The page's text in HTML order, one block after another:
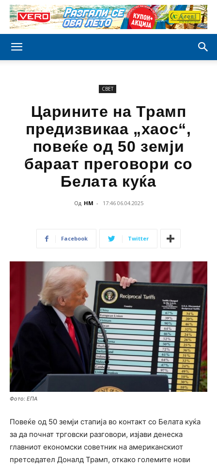
СВЕТ
Царините на Трамп
предизвикаа „хаос“,
повеќе од 50 земји
бараат преговори со
Белата куќа
Од НМ - 17:46 06.04.2025
Facebook Twitter
Фото: ЕПА
Повеќе од 50 земји стапија во контакт со Белата куќа
за да почнат трговски разговори, изјави денеска
главниот економски советник на американскиот
претседател Доналд Трамп, откако големите нови